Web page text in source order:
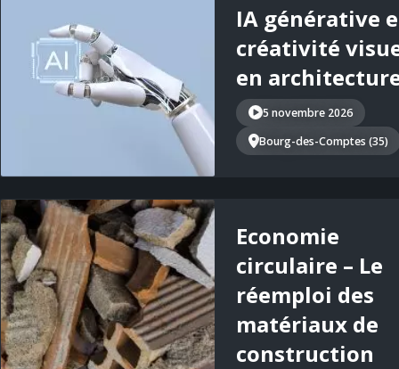
IA générative
créativité
en
5 novembre 2026
Bourg-des-Comptes (35)
Economie
circulaire – Le
réemploi des
matériaux de
construction